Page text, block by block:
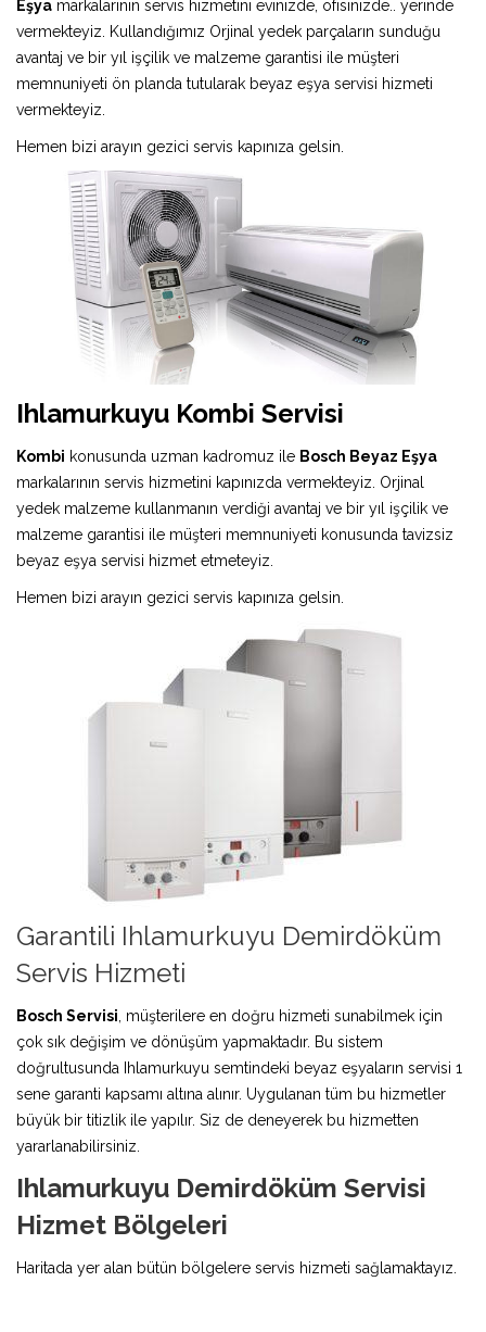
Eşya markalarının servis hizmetini evinizde, ofisinizde.. yerinde
vermekteyiz. Kullandığımız Orjinal yedek parçaların sunduğu
avantaj ve bir yıl işçilik ve malzeme garantisi ile müşteri
memnuniyeti ön planda tutularak beyaz eşya servisi hizmeti
vermekteyiz.
Hemen bizi arayın gezici servis kapınıza gelsin.
Ihlamurkuyu Kombi Servisi
Kombi konusunda uzman kadromuz ile Bosch Beyaz Eşya
markalarının servis hizmetini kapınızda vermekteyiz. Orjinal
yedek malzeme kullanmanın verdiği avantaj ve bir yıl işçilik ve
malzeme garantisi ile müşteri memnuniyeti konusunda tavizsiz
beyaz eşya servisi hizmet etmeteyiz.
Hemen bizi arayın gezici servis kapınıza gelsin.
Garantili Ihlamurkuyu Demirdöküm
Servis Hizmeti
Bosch Servisi , müşterilere en doğru hizmeti sunabilmek için
çok sık değişim ve dönüşüm yapmaktadır. Bu sistem
doğrultusunda Ihlamurkuyu semtindeki beyaz eşyaların servisi 1
sene garanti kapsamı altına alınır. Uygulanan tüm bu hizmetler
büyük bir titizlik ile yapılır. Siz de deneyerek bu hizmetten
yararlanabilirsiniz.
Ihlamurkuyu Demirdöküm Servisi
Hizmet Bölgeleri
Haritada yer alan bütün bölgelere servis hizmeti sağlamaktayız.